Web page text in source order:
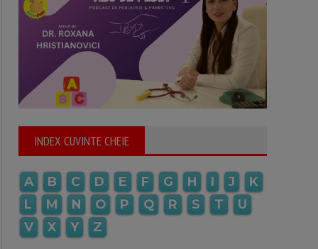
INDEX CUVINTE CHEIE
A B C D E F G H I J
K
L
M N O P Q R S T
U
V
X Y Z